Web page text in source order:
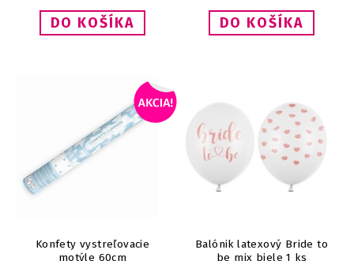
Konfety vystreľovacie
motýle 60cm
Balónik latexový Bride to
be mix biele 1 ks